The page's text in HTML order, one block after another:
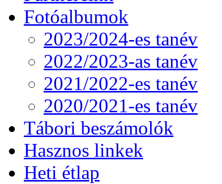
Fotóalbumok
2023/2024-es tanév
2022/2023-as tanév
2021/2022-es tanév
2020/2021-es tanév
Tábori beszámolók
Hasznos linkek
Heti étlap